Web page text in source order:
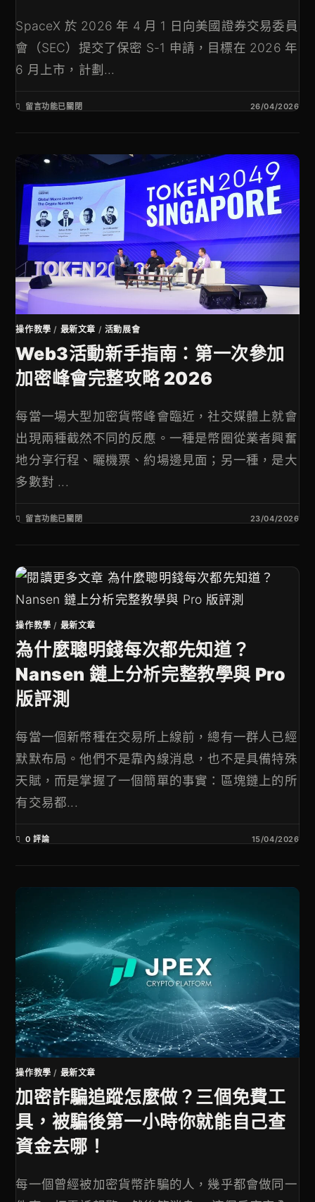
SpaceX 於 2026 年 4 月 1 日向美國證券交易委員
會（SEC）提交了保密 S-1 申請，目標在 2026 年
6 月上市，計劃...
留言功能已關閉 26/04/2026
操作教學 / 最新文章 / 活動展會
Web3活動新手指南：第一次參加
加密峰會完整攻略 2026
每當一場大型加密貨幣峰會臨近，社交媒體上就會
出現兩種截然不同的反應。一種是幣圈從業者興奮
地分享行程、曬機票、約場邊見面；另一種，是大
多數對 ...
留言功能已關閉 23/04/2026
操作教學 / 最新文章
為什麼聰明錢每次都先知道？
Nansen 鏈上分析完整教學與 Pro
版評測
每當一個新幣種在交易所上線前，總有一群人已經
默默布局。他們不是靠內線消息，也不是具備特殊
天賦，而是掌握了一個簡單的事實：區塊鏈上的所
有交易都...
0 評論 15/04/2026
操作教學 / 最新文章
加密詐騙追蹤怎麼做？三個免費工
具，被騙後第一小時你就能自己查
資金去哪！
每一個曾經被加密貨幣詐騙的人，幾乎都會做同一